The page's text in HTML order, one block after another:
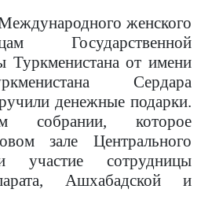
женского
Государственной
Туркменистана от имени
Сердара
денежные подарки.
собрании, которое
зале Центрального
участие сотрудницы
Ашхабадской и